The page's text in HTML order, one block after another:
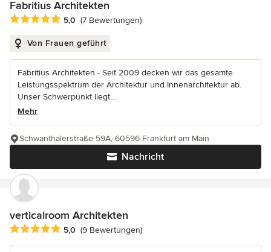
Fabritius Architekten
Durchschnittliche Bewertung: 5 von 5 Sternen
5,0 (7 Bewertungen)
Von Frauen geführt
Fabritius Architekten - Seit 2009 decken wir das gesamte
Leistungsspektrum der Architektur und Innenarchitektur ab.
Unser Schwerpunkt liegt...
Mehr
Nachricht
Schwanthalerstraße 59A, 60596 Frankfurt am Main
verticalroom Architekten
Durchschnittliche Bewertung: 5 von 5 Sternen
5,0 (9 Bewertungen)